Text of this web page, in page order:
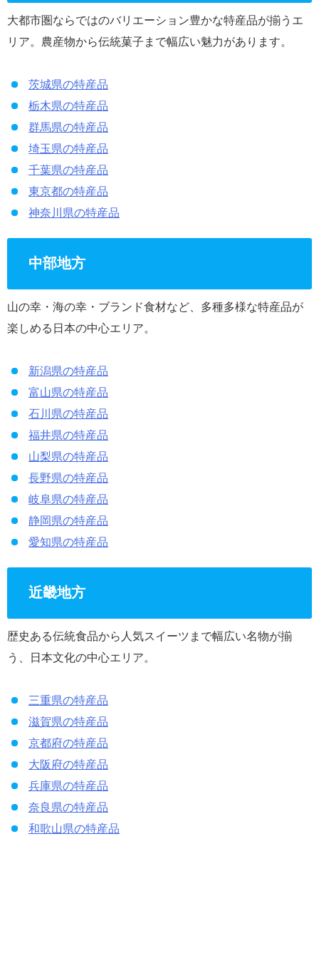
大都市圏ならではのバリエーション豊かな特産品が揃うエ
リア。農産物から伝統菓子まで幅広い魅力があります。
茨城県の特産品
栃木県の特産品
群馬県の特産品
埼玉県の特産品
千葉県の特産品
東京都の特産品
神奈川県の特産品
中部地方
山の幸・海の幸・ブランド食材など、多種多様な特産品が
楽しめる日本の中心エリア。
新潟県の特産品
富山県の特産品
石川県の特産品
福井県の特産品
山梨県の特産品
長野県の特産品
岐阜県の特産品
静岡県の特産品
愛知県の特産品
近畿地方
歴史ある伝統食品から人気スイーツまで幅広い名物が揃
う、日本文化の中心エリア。
三重県の特産品
滋賀県の特産品
京都府の特産品
大阪府の特産品
兵庫県の特産品
奈良県の特産品
和歌山県の特産品